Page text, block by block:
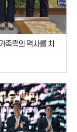
촉력의 역사를 치